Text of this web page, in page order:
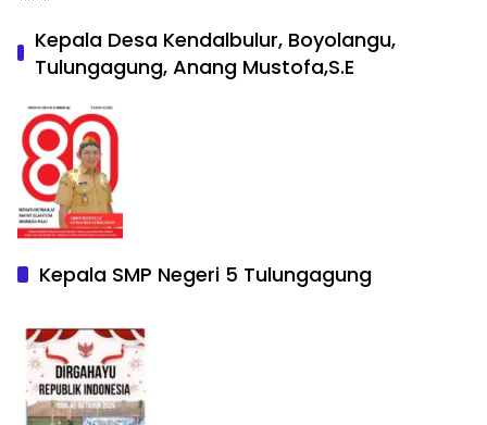
Kepala Desa Kendalbulur, Boyolangu,
Tulungagung, Anang Mustofa,S.E
Kepala SMP Negeri 5 Tulungagung